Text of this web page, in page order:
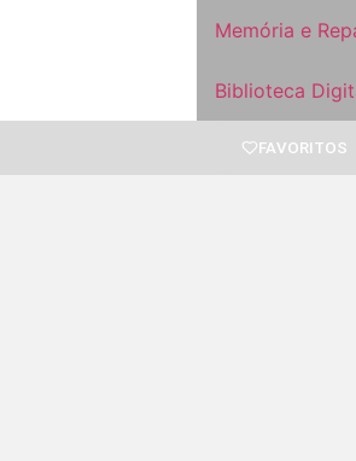
Memória e
Biblioteca
FAVORITOS